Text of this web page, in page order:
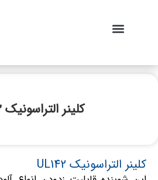
کلینر التراسونیک UL142
کلینر التراسونیک UL142